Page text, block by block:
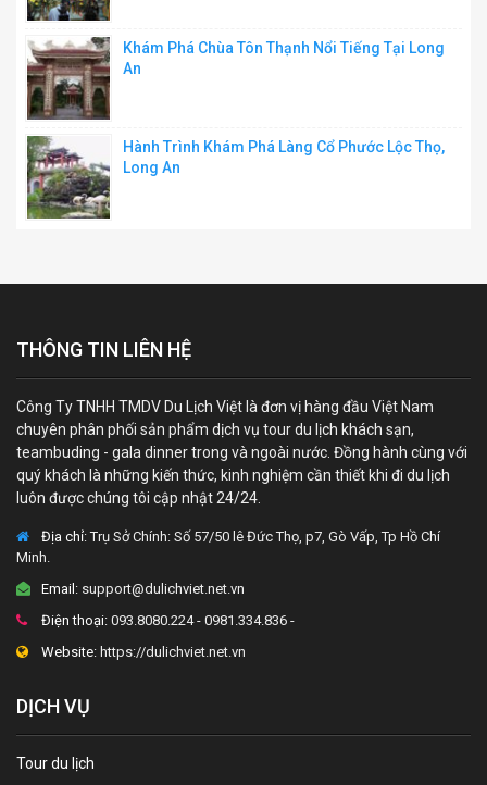
Khám Phá Chùa Tôn Thạnh Nổi Tiếng Tại Long
An
Hành Trình Khám Phá Làng Cổ Phước Lộc Thọ,
Long An
THÔNG TIN LIÊN HỆ
Công Ty TNHH TMDV Du Lịch Việt là đơn vị hàng đầu Việt Nam
chuyên phân phối sản phẩm dịch vụ tour du lịch khách sạn,
teambuding - gala dinner trong và ngoài nước. Đồng hành cùng với
quý khách là những kiến thức, kinh nghiệm cần thiết khi đi du lịch
luôn được chúng tôi cập nhật 24/24.
Địa chỉ:Trụ Sở Chính: Số 57/50 lê Đức Thọ, p7, Gò Vấp, Tp Hồ Chí
Minh.
Email: support@dulichviet.net.vn
Điện thoại: 093.8080.224 - 0981.334.836 -
Website: https://dulichviet.net.vn
DỊCH VỤ
Tour du lịch